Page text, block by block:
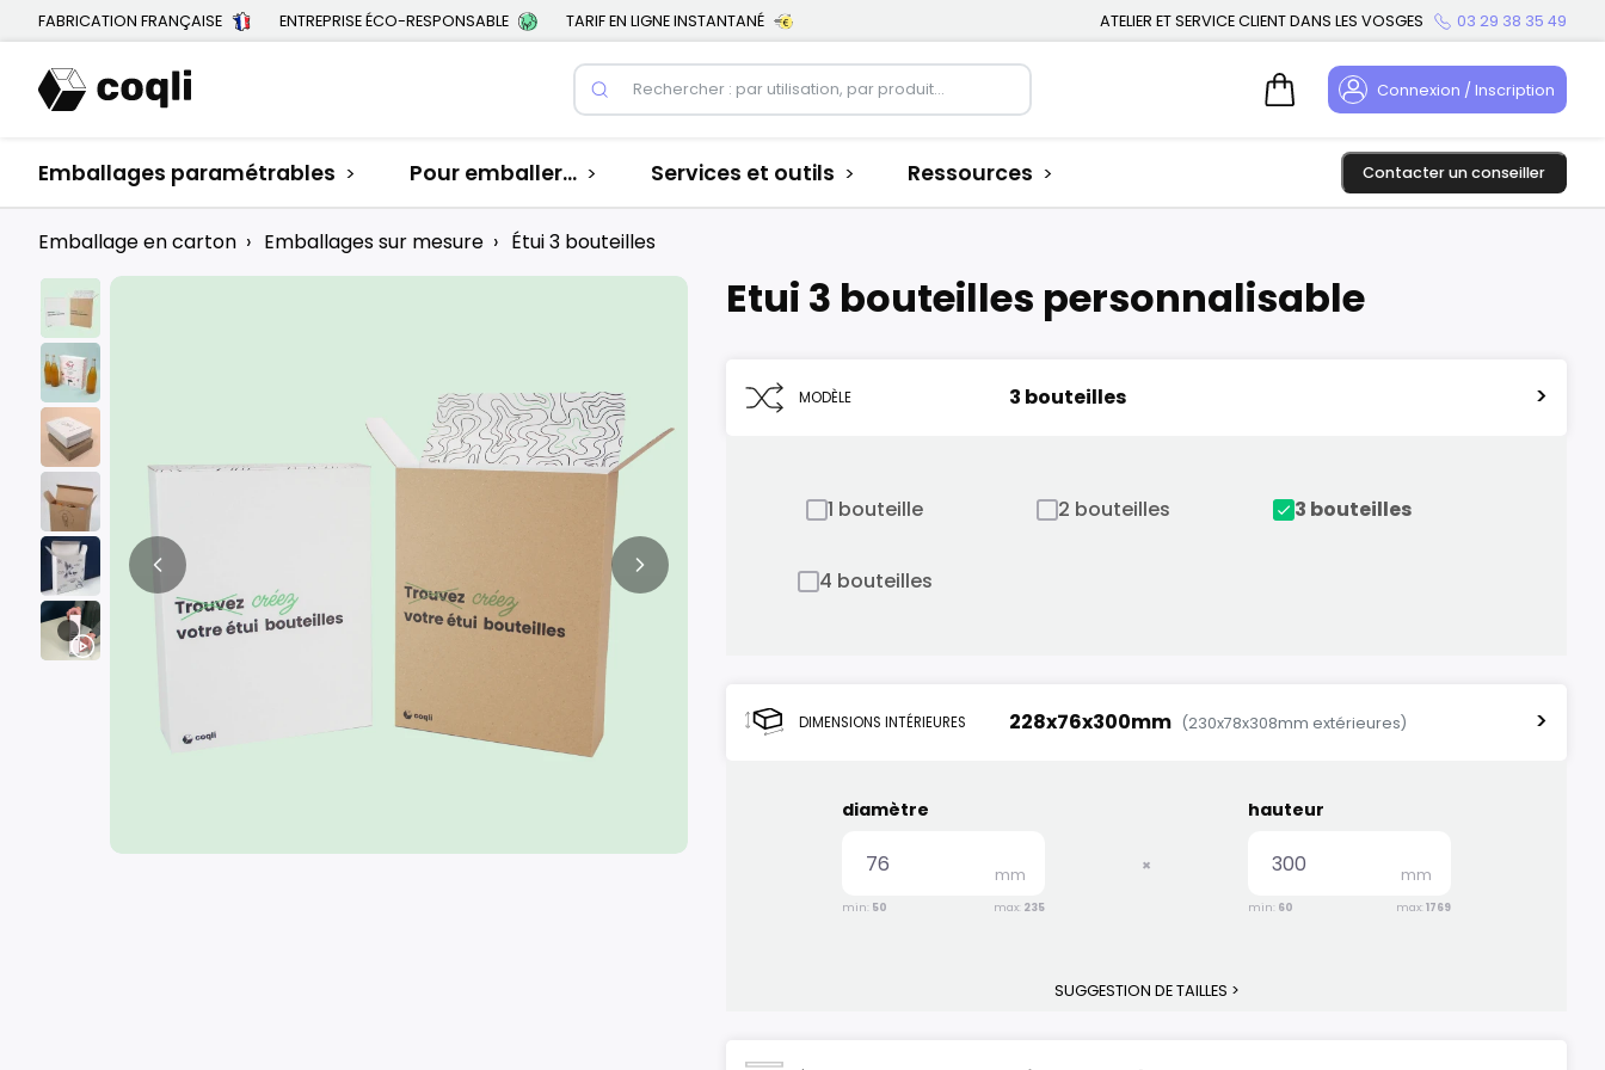
FABRICATION FRANÇAISE ENTREPRISE ÉCO-RESPONSABLE TARIF EN LIGNE INSTANTANÉ ATELIER ET SERVICE CLIENT DANS LES VOSGES 03 29 38 35 49
Connexion / Inscription
Emballages paramétrables > Pour emballer... > Services et outils > Ressources > Contacter un conseiller
Emballage en carton › Emballages sur mesure › Étui 3 bouteilles
Etui 3 bouteilles personnalisable
MODÈLE 3 bouteilles >
1 bouteille 2 bouteilles 3 bouteilles
4 bouteilles
DIMENSIONS INTÉRIEURES 228x76x300mm (230x78x308mm extérieures) >
diamètre
mm
min: 50 max: 235
×
hauteur
mm
min: 60 max: 1769
SUGGESTION DE TAILLES >